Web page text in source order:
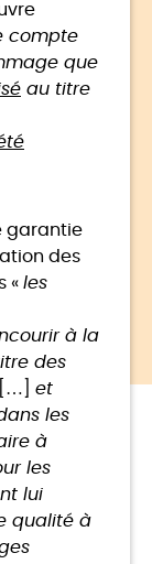
compte
que
au titre
garantie
des
« les
à la
des
[…] et
les
à
les
lui
qualité à